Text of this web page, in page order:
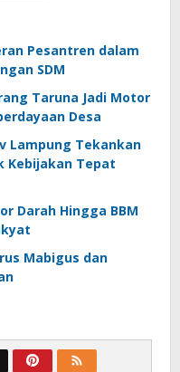
Pesantren dalam
SDM
Taruna Jadi Motor
Desa
Lampung Tekankan
Kebijakan Tepat
Darah Hingga BBM
Mabigus dan